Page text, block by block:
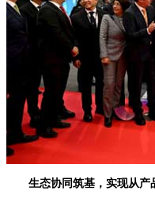
生态协同筑基，实现从产